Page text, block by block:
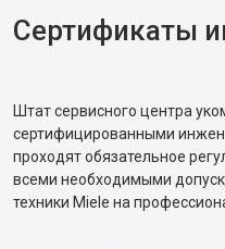
Сертификаты
Штат сервисного центра
сертифицированными
проходят обязательное
всеми необходимыми
техники Miele на